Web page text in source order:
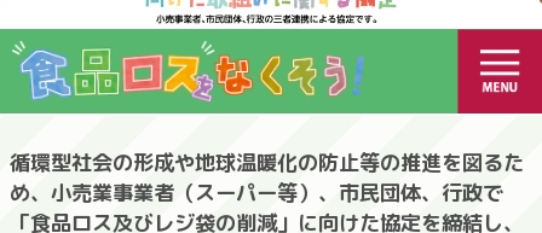
循環型社会の形成や地球温暖化の防止等の推進を図るた
め、小売業事業者（スーパー等）、市民団体、行政で
「食品ロス及びレジ袋の削減」に向けた協定を締結し、